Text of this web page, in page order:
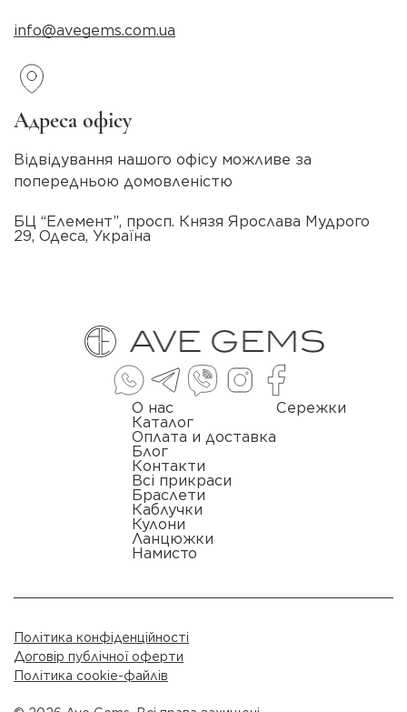
info@avegems.com.ua
Адреса офісу
Відвідування нашого офісу можливе за
попередньою домовленістю
БЦ “Елемент”, просп. Князя Ярослава Мудрого
29, Одеса, Україна
О нас
Каталог
Оплата и доставка
Блог
Контакти
Всі прикраси
Браслети
Каблучки
Кулони
Ланцюжки
Намисто
Сережки
Політика конфіденційності
Договір публічної оферти
Політика cookie-файлів